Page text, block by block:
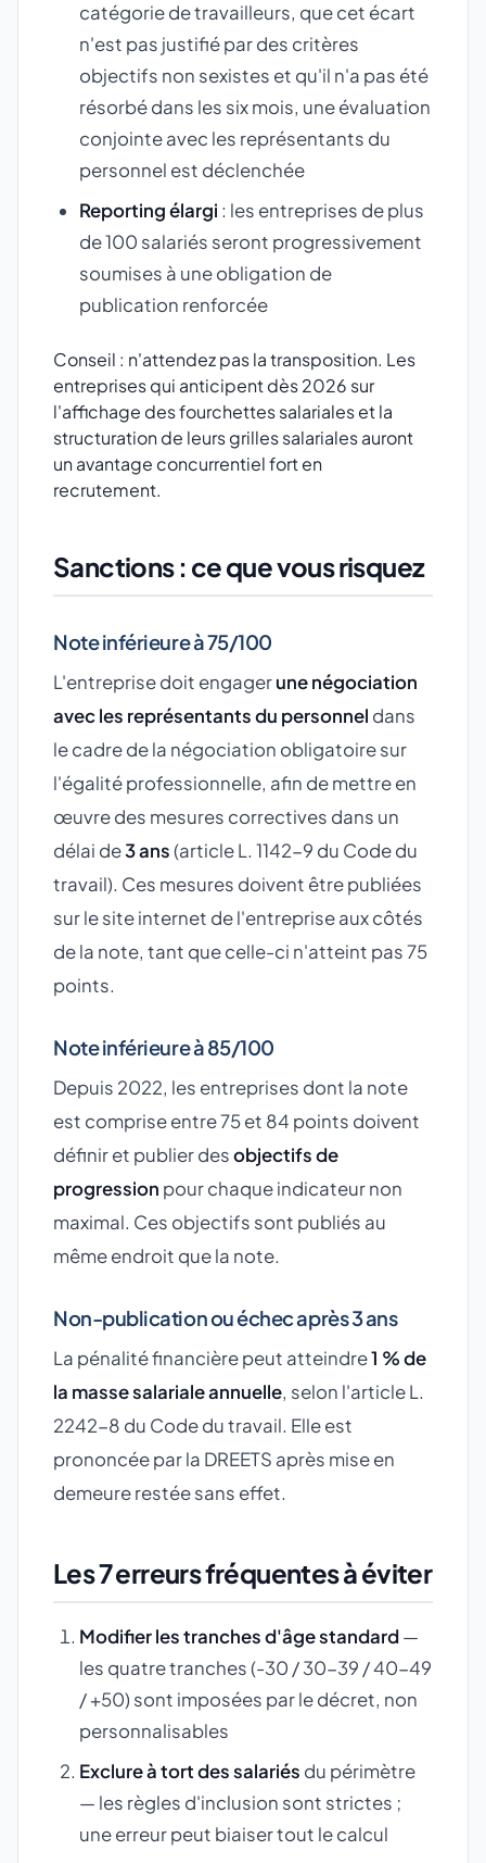
catégorie de travailleurs, que cet écart
n'est pas justifié par des critères
objectifs non sexistes et qu'il n'a pas été
résorbé dans les six mois, une évaluation
conjointe avec les représentants du
personnel est déclenchée
Reporting élargi : les entreprises de plus
de 100 salariés seront progressivement
soumises à une obligation de
publication renforcée
Conseil : n'attendez pas la transposition. Les
entreprises qui anticipent dès 2026 sur
l'affichage des fourchettes salariales et la
structuration de leurs grilles salariales auront
un avantage concurrentiel fort en
recrutement.
Sanctions : ce que vous risquez
Note inférieure à 75/100
L'entreprise doit engagerune négociation
avec les représentants du personnel dans
le cadre de la négociation obligatoire sur
l'égalité professionnelle, afin de mettre en
œuvre des mesures correctives dans un
délai de3 ans(article L. 1142-9 du Code du
travail). Ces mesures doivent être publiées
sur le site internet de l'entreprise aux côtés
de la note, tant que celle-ci n'atteint pas 75
points.
Note inférieure à 85/100
Depuis 2022, les entreprises dont la note
est comprise entre 75 et 84 points doivent
définir et publier desobjectifs de
progression pour chaque indicateur non
maximal. Ces objectifs sont publiés au
même endroit que la note.
Non-publication ou échec après 3 ans
La pénalité financière peut atteindre1 % de
la masse salariale annuelle, selon l'article L.
2242-8 du Code du travail. Elle est
prononcée par la DREETS après mise en
demeure restée sans effet.
Les 7 erreurs fréquentes à éviter
Modifier les tranches d'âge standard—
les quatre tranches (-30 / 30-39 / 40-49
/ +50) sont imposées par le décret, non
personnalisables
Exclure à tort des salariés du périmètre
— les règles d'inclusion sont strictes ;
une erreur peut biaiser tout le calcul